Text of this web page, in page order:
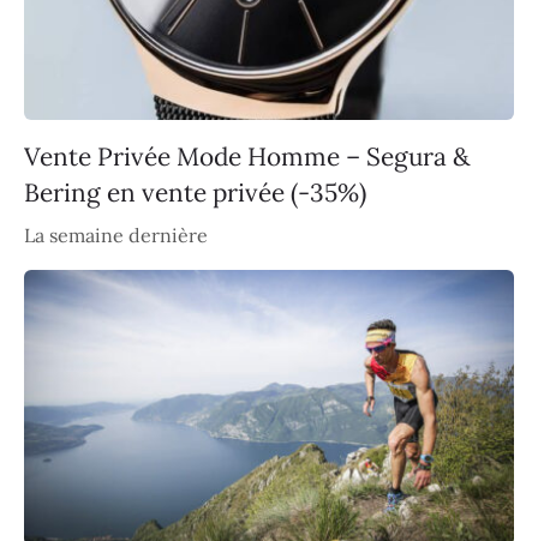
Vente Privée Mode Homme – Segura &
Bering en vente privée (-35%)
La semaine dernière